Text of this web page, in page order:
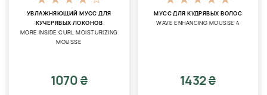
УВЛАЖНЯЮЩИЙ МУСС ДЛЯ
КУЧЕРЯВЫХ ЛОКОНОВ
MORE INSIDE CURL MOISTURIZING
MOUSSE
1070 ₴
МУСС ДЛЯ КУДРЯВЫХ ВОЛОС
WAVE ENHANCING MOUSSE 4
1432 ₴